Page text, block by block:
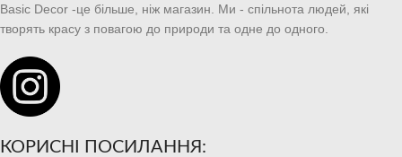
Basic Decor -це більше, ніж магазин. Ми - спільнота людей, які
творять красу з повагою до природи та одне до одного.
КОРИСНІ ПОСИЛАННЯ: